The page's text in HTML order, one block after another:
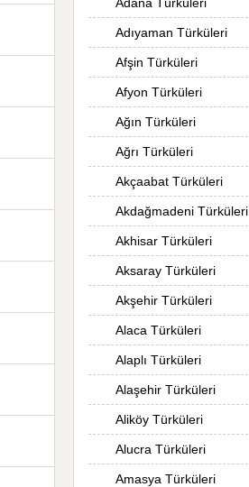
Adıyaman Türküleri
Afşin Türküleri
Afyon Türküleri
Ağın Türküleri
Ağrı Türküleri
Akçaabat Türküleri
Akdağmadeni Türküleri
Akhisar Türküleri
Aksaray Türküleri
Akşehir Türküleri
Alaca Türküleri
Alaplı Türküleri
Alaşehir Türküleri
Aliköy Türküleri
Alucra Türküleri
Amasya Türküleri